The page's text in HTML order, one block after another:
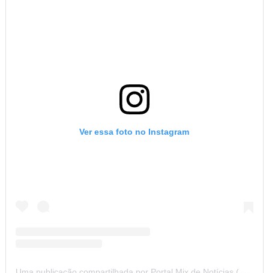
Ver essa foto no Instagram